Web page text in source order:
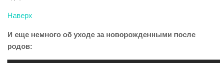
Наверх
И еще немного об уходе за новорожденными после
родов: